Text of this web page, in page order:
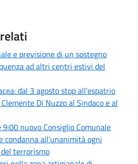
e previsione di un sostegno
ad altri centri estivi del
dal 3 agosto stop all’espatrio
Di Nuzzo al Sindaco e al
nuovo Consiglio Comunale
condanna all’unanimità ogni
terrorismo